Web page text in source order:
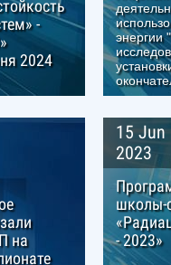
-
2024
энергии
на
15 Jun
2023
школы-
- 2023»